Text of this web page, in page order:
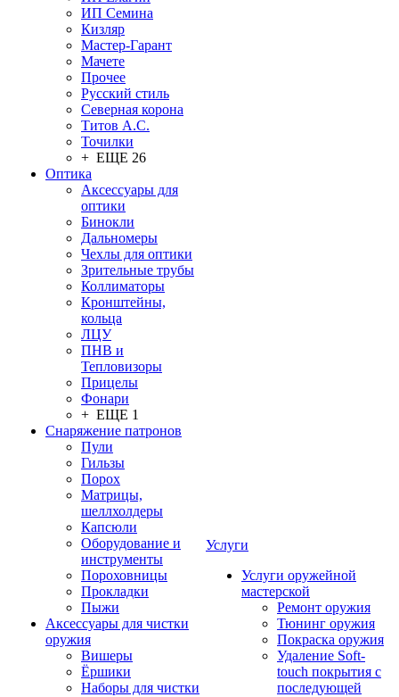
ИП Семина
Кизляр
Мастер-Гарант
Мачете
Прочее
Русский стиль
Северная корона
Титов А.С.
Точилки
+ ЕЩЕ 26
Оптика
Аксессуары для
оптики
Бинокли
Дальномеры
Чехлы для оптики
Зрительные трубы
Коллиматоры
Кронштейны,
кольца
ЛЦУ
ПНВ и
Тепловизоры
Прицелы
Фонари
+ ЕЩЕ 1
Снаряжение патронов
Пули
Гильзы
Порох
Матрицы,
шеллхолдеры
Капсюли
Оборудование и
инструменты
Пороховницы
Прокладки
Пыжи
Аксессуары для чистки
оружия
Вишеры
Ёршики
Наборы для чистки
Услуги
Услуги оружейной
мастерской
Ремонт оружия
Тюнинг оружия
Покраска оружия
Удаление Soft-
touch покрытия с
последующей